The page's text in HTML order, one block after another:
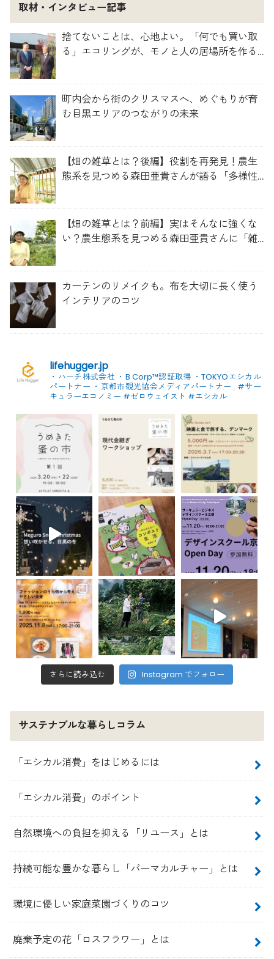
取材・インタビュー記事
捨てないことは、心地よい。「何でも買い取
る」エコリングが、モノと人の居場所を作る
町内会から街のクリスマスへ、めぐもりが育
む目黒エリアのつながりの未来
【畑の雑草とは？後編】役割を再発見！農生
態系を見つめる森田亜貴さんが語る「多様性
【畑の雑草とは？前編】実はそんなに強くな
い？農生態系を見つめる森田亜貴さんに「雑
カーテンのリメイクも。布を大切に長く使う
インテリアのコツ
lifehugger.jp
・ハーチ株式会社 ・B Corp™認証取得 ・TOKYOエシカル
パートナー ・京都市観光協会メディアパートナー . #サー
キュラーエコノミー #ゼロウェイスト #エシカル
さらに読み込む Instagram でフォロー
サステナブルな暮らしコラム
「エシカル消費」をはじめるには
「エシカル消費」のポイント
自然環境への負担を抑える「リユース」とは
持続可能な豊かな暮らし「パーマカルチャー」とは
環境に優しい家庭菜園づくりのコツ
廃棄予定の花「ロスフラワー」とは